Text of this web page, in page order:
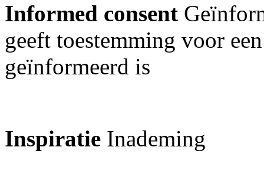
Informed consent
geeft toestemming voor
geïnformeerd is
Inspiratie Inademing